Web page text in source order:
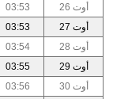
أوت 26
03:53
أوت 27
03:53
أوت 28
03:54
أوت 29
03:55
أوت 30
03:56